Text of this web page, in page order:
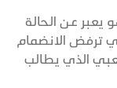
عن الحالة
ترفض الانضمام
الذي يطالب